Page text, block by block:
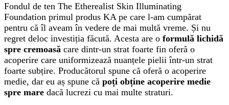
Fondul de ten The Etherealist Skin Illuminating
Foundation primul produs KA pe care l-am cumpărat
pentru că îl aveam în vedere de mai multă vreme. Și nu
regret deloc investiția făcută. Acesta are o formulă lichidă
spre cremoasă care dintr-un strat foarte fin oferă o
acoperire care uniformizează nuanțele pielii într-un strat
foarte subțire. Producătorul spune că oferă o acoperire
medie, dar eu aș spune că poți obține acoperire medie
spre mare dacă lucrezi cu mai multe straturi.